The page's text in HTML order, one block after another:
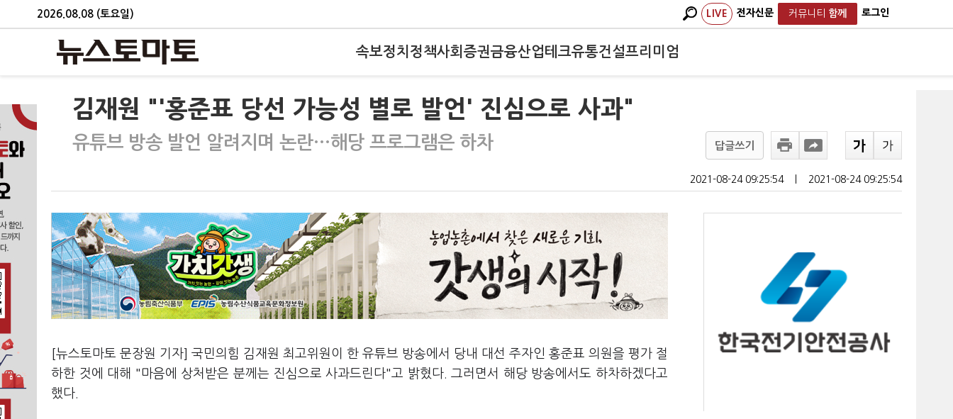
2026.08.08 (토요일) LIVE 전자신문 커뮤니티 함께 로그인
속보정치 정책사회 증권금융산업테크유통건설프리미엄
김재원 "'홍준표 당선 가능성 별로 발언' 진심으로 사과"
유튜브 방송 발언 알려지며 논란…해당 프로그램은 하차 답글쓰기
2021-08-24 09:25:54 2021-08-24 09:25:54
[뉴스토마토 문장원 기자] 국민의힘 김재원 최고위원이 한 유튜브 방송에서 당내 대선 주자인 홍준표 의원을 평가 절
하한 것에 대해 "마음에 상처받은 분께는 진심으로 사과드린다"고 밝혔다. 그러면서 해당 방송에서도 하차하겠다고
했다.